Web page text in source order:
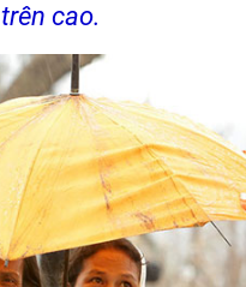
cao.